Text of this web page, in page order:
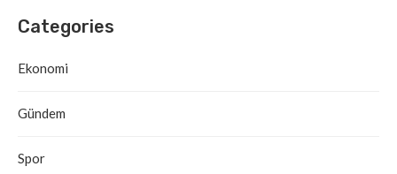
Categories
Ekonomi
Gündem
Spor